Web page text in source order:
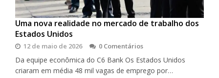
Uma nova realidade no mercado de trabalho dos
Estados Unidos
12 de maio de 2026 0 Comentários
Da equipe econômica do C6 Bank Os Estados Unidos
criaram em média 48 mil vagas de emprego por…